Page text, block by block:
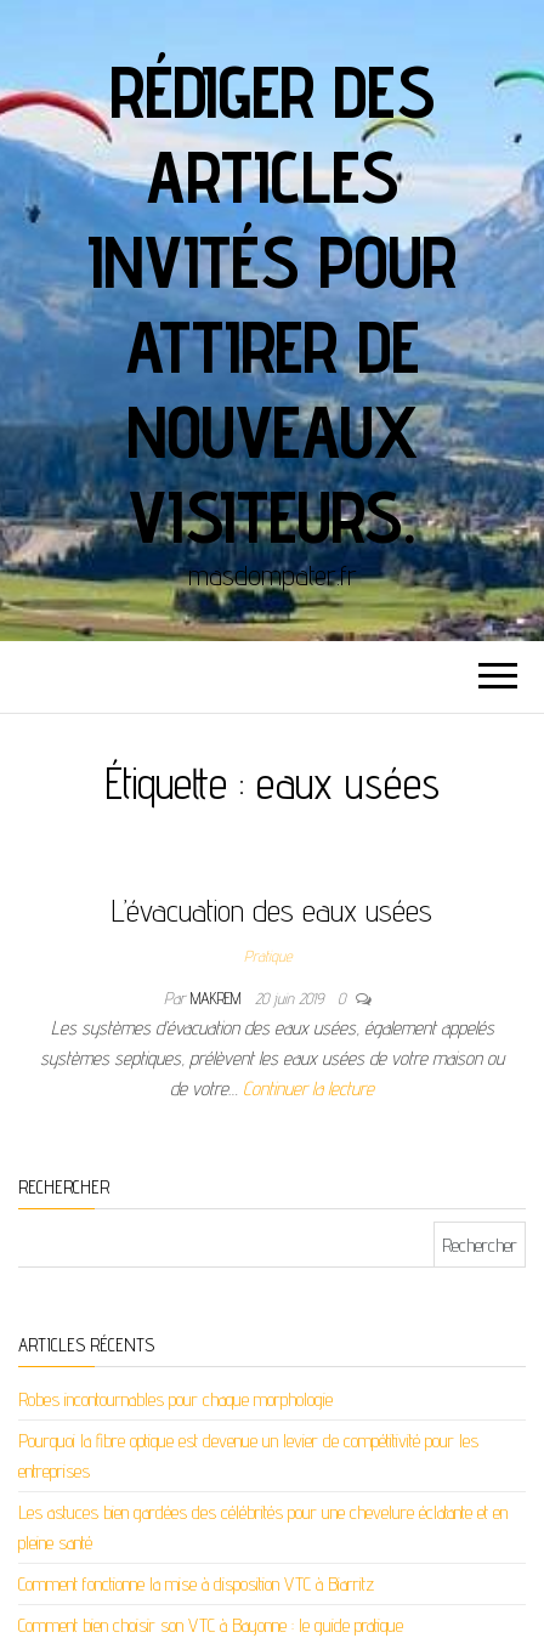
RÉDIGER DES
ARTICLES
INVITÉS POUR
ATTIRER DE
NOUVEAUX
VISITEURS.
masdompater.fr
Étiquette : eaux usées
L’évacuation des eaux usées
Pratique
ParMAKREM 20 juin 2019 0
Les systèmes d’évacuation des eaux usées, également appelés
systèmes septiques, prélèvent les eaux usées de votre maison ou
de votre… Continuer la lecture
RECHERCHER
ARTICLES RÉCENTS
Robes incontournables pour chaque morphologie
Pourquoi la fibre optique est devenue un levier de compétitivité pour les
entreprises
Les astuces bien gardées des célébrités pour une chevelure éclatante et en
pleine santé
Comment fonctionne la mise à disposition VTC à Biarritz
Comment bien choisir son VTC à Bayonne : le guide pratique